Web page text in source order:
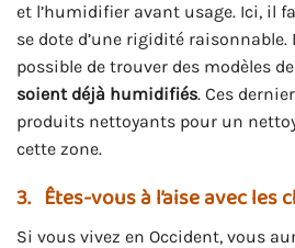
et l’humidifier avant usage. Ici, il
se dote d’une rigidité raisonnable.
possible de trouver des modèles de
soient déjà humidifiés. Ces
produits nettoyants pour un
cette zone.
3. Êtes-vous à l’aise avec les
Si vous vivez en Occident, vous